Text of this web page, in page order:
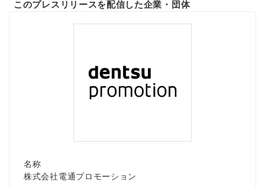
このプレスリリースを配信した企業・団体
名称
株式会社電通プロモーション